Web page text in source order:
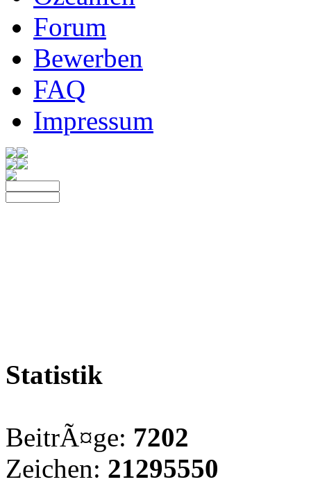
Forum
Bewerben
FAQ
Impressum
Statistik
BeitrÃ¤ge: 7202
Zeichen: 21295550